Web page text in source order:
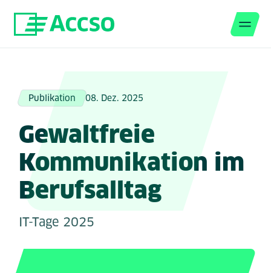
Publikation 08. Dez. 2025
Gewaltfreie
Kommunikation im
Berufsalltag
IT-Tage 2025